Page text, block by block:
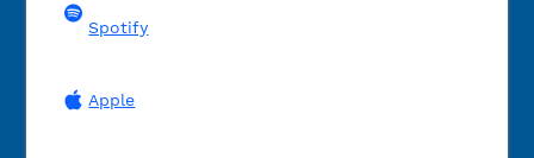
Spotify
Apple